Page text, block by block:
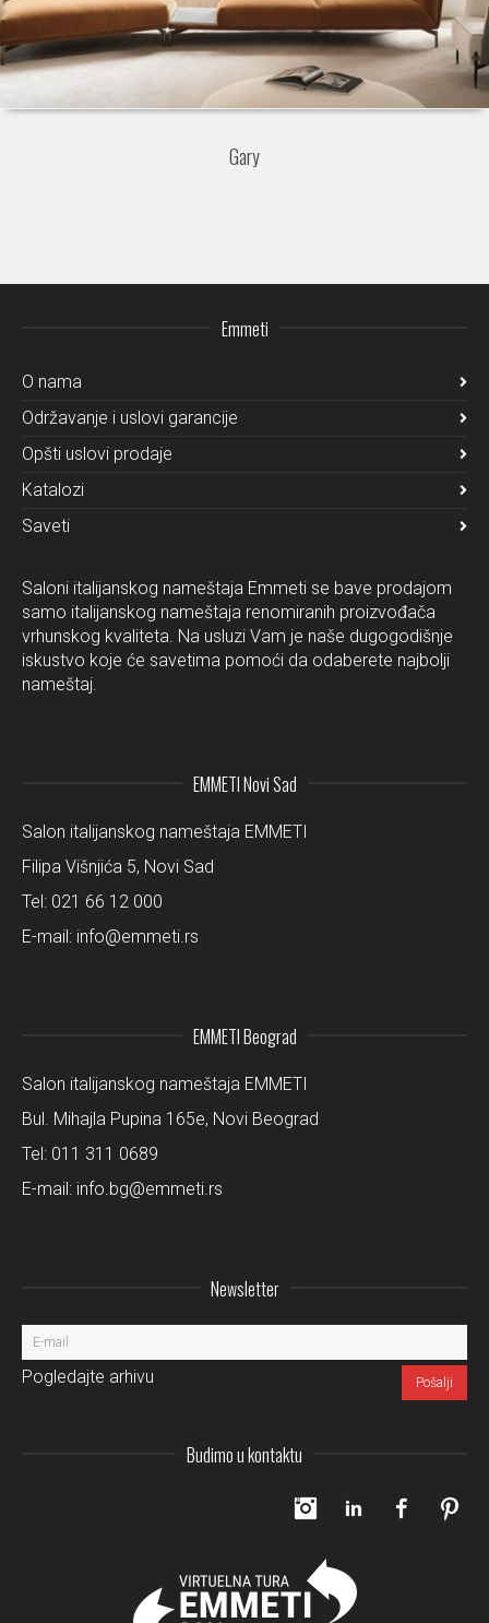
Gary
Emmeti
O nama
Održavanje i uslovi garancije
Opšti uslovi prodaje
Katalozi
Saveti
Saloni italijanskog nameštaja Emmeti se bave prodajom
samo italijanskog nameštaja renomiranih proizvođača
vrhunskog kvaliteta. Na usluzi Vam je naše dugogodišnje
iskustvo koje će savetima pomoći da odaberete najbolji
nameštaj.
EMMETI Novi Sad
Salon italijanskog nameštaja EMMETI
Filipa Višnjića 5, Novi Sad
Tel: 021 66 12 000
E-mail: info@emmeti.rs
EMMETI Beograd
Salon italijanskog nameštaja EMMETI
Bul. Mihajla Pupina 165e, Novi Beograd
Tel: 011 311 0689
E-mail: info.bg@emmeti.rs
Newsletter
Pogledajte arhivu
Budimo u kontaktu
InstagramLinkedIn